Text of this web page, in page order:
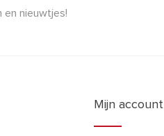
en nieuwtjes!
Mijn account